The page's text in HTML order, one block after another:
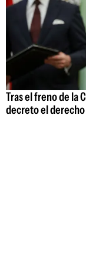
Tras el freno de la
decreto el derecho